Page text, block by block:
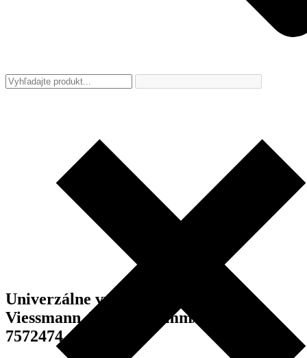
Univerzálne vykurovacie teleso
Viessmann, Typ 33 600mm/1400mm,
7572474